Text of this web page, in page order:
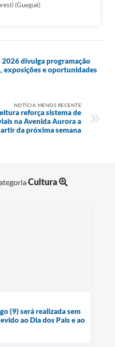
(Guegué)
divulga programação
exposições e oportunidades
NOTÍCIA MENOS RECENTE
reforça sistema de
na Avenida Aurora a
da próxima semana
Cultura
(9) será realizada sem
ao Dia dos Pais e ao